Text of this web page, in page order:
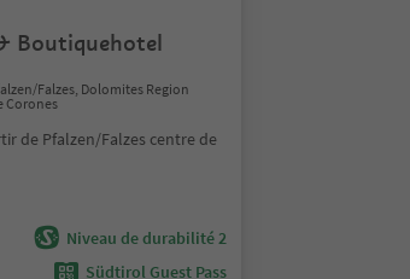
Boutiquehotel
Falzes, Dolomites Region
Corones
de Pfalzen/Falzes centre de
Niveau de durabilité 2
Südtirol Guest Pass